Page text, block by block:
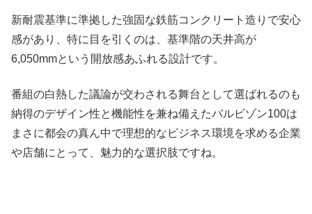
新耐震基準に準拠した強固な鉄筋コンクリート造りで安心
感があり、特に目を引くのは、基準階の天井高が
6,050mmという開放感あふれる設計です。
番組の白熱した議論が交わされる舞台として選ばれるのも
納得のデザイン性と機能性を兼ね備えたバルビゾン100は
まさに都会の真ん中で理想的なビジネス環境を求める企業
や店舗にとって、魅力的な選択肢ですね。